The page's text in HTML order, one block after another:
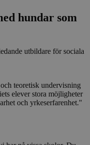
hundar som
utbildare för sociala
teoretisk undervisning
elever stora möjligheter
och yrkeserfarenhet."